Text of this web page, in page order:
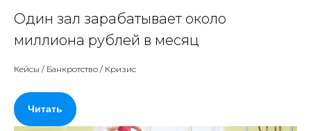
Один зал зарабатывает около
миллиона рублей в месяц
Кейсы / Банкротство / Кризис
Читать